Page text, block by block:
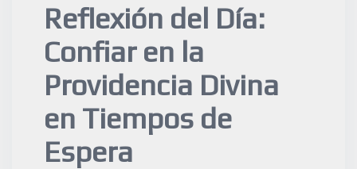
Reflexión del Día:
Confiar en la
Providencia Divina
en Tiempos de
Espera